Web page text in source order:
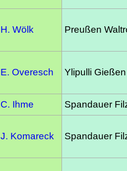
H. Wölk Preußen
E. Overesch Ylipulli Gießen
C. Ihme Spandauer
J. Komareck Spandauer